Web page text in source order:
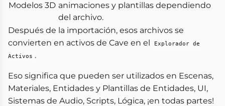
Modelos 3D animaciones y plantillas dependiendo
del archivo.
Después de la importación, esos archivos se
convierten en activos de Cave en el
Explorador de
Activos .
Eso significa que pueden ser utilizados en Escenas,
Materiales, Entidades y Plantillas de Entidades, UI,
Sistemas de Audio, Scripts, Lógica, ¡en todas partes!